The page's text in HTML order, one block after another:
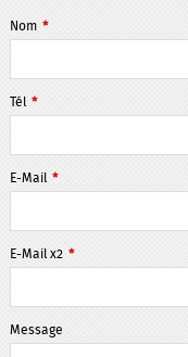
Nom *
Tél *
E-Mail *
E-Mail x2 *
Message